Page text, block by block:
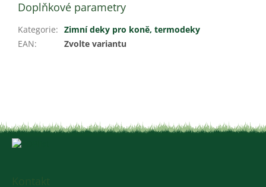
Doplňkové parametry
Kategorie: Zimní deky pro koně, termodeky
EAN: Zvolte variantu